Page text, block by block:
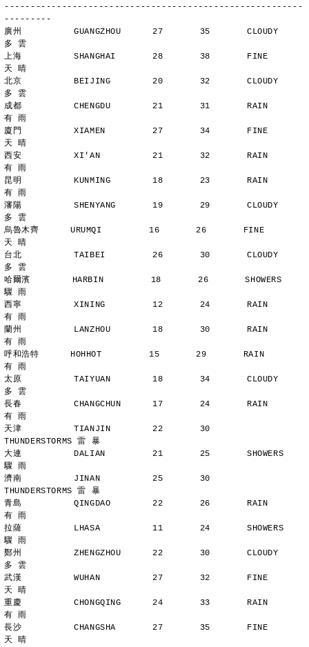
---------------------------------------------------------
---------
廣州          GUANGZHOU      27       35       CLOUDY
多 雲
上海          SHANGHAI       28       38       FINE
天 晴
北京          BEIJING        20       32       CLOUDY
多 雲
成都          CHENGDU        21       31       RAIN
有 雨
廈門          XIAMEN         27       34       FINE
天 晴
西安          XI'AN          21       32       RAIN
有 雨
昆明          KUNMING        18       23       RAIN
有 雨
瀋陽          SHENYANG       19       29       CLOUDY
多 雲
烏魯木齊      URUMQI         16       26       FINE
天 晴
台北          TAIBEI         26       30       CLOUDY
多 雲
哈爾濱        HARBIN         18       26       SHOWERS
驟 雨
西寧          XINING         12       24       RAIN
有 雨
蘭州          LANZHOU        18       30       RAIN
有 雨
呼和浩特      HOHHOT         15       29       RAIN
有 雨
太原          TAIYUAN        18       34       CLOUDY
多 雲
長春          CHANGCHUN      17       24       RAIN
有 雨
天津          TIANJIN        22       30
THUNDERSTORMS 雷 暴
大連          DALIAN         21       25       SHOWERS
驟 雨
濟南          JINAN          25       30
THUNDERSTORMS 雷 暴
青島          QINGDAO        22       26       RAIN
有 雨
拉薩          LHASA          11       24       SHOWERS
驟 雨
鄭州          ZHENGZHOU      22       30       CLOUDY
多 雲
武漢          WUHAN          27       32       FINE
天 晴
重慶          CHONGQING      24       33       RAIN
有 雨
長沙          CHANGSHA       27       35       FINE
天 晴